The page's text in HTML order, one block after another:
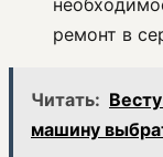
ремонт в
Читать:
машину